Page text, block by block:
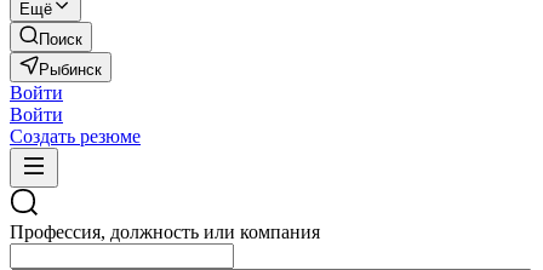
Ещё
Поиск
Рыбинск
Войти
Войти
Создать резюме
Профессия, должность или компания